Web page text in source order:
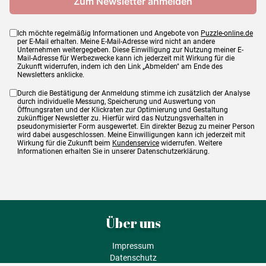
Ich möchte regelmäßig Informationen und Angebote von Puzzle-online.de
per E-Mail erhalten. Meine E-Mail-Adresse wird nicht an andere
Unternehmen weitergegeben. Diese Einwilligung zur Nutzung meiner E-
Mail-Adresse für Werbezwecke kann ich jederzeit mit Wirkung für die
Zukunft widerrufen, indem ich den Link „Abmelden" am Ende des
Newsletters anklicke.
Durch die Bestätigung der Anmeldung stimme ich zusätzlich der Analyse
durch individuelle Messung, Speicherung und Auswertung von
Öffnungsraten und der Klickraten zur Optimierung und Gestaltung
zukünftiger Newsletter zu. Hierfür wird das Nutzungsverhalten in
pseudonymisierter Form ausgewertet. Ein direkter Bezug zu meiner Person
wird dabei ausgeschlossen. Meine Einwilligungen kann ich jederzeit mit
Wirkung für die Zukunft beim Kundenservice widerrufen. Weitere
Informationen erhalten Sie in unserer Datenschutzerklärung.
Über uns
Impressum
Datenschutz